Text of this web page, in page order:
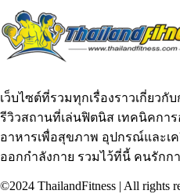
เว็บไซต์ที่รวมทุกเรื่องราวเกี่ยว
รีวิวสถานที่เล่นฟิตนิส เทคนิคกา
อาหารเพื่อสุขภาพ อุปกรณ์และเ
ออกกำลังกาย รวมไว้ที่นี้ คนรักก
©2024 ThailandFitness | All rights